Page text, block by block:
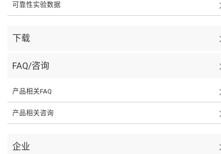
可靠性实验数据
下载
FAQ/咨询
产品相关FAQ
产品相关咨询
企业